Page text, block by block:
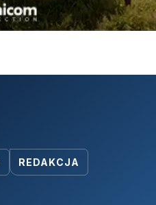
REDAKCJA